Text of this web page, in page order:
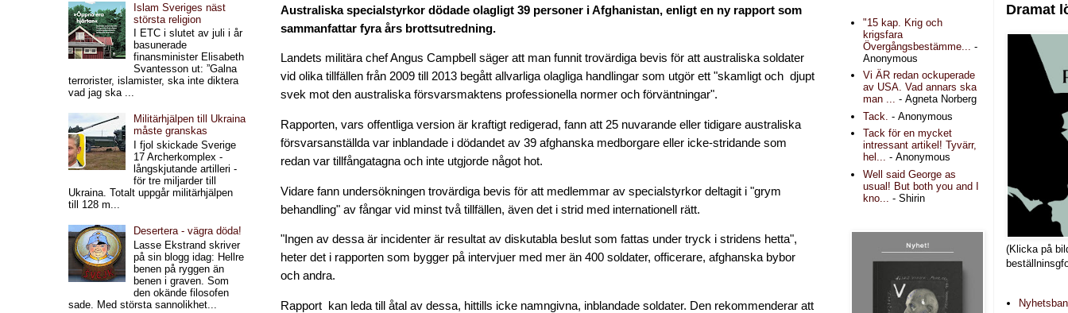
Australiska specialstyrkor dödade olagligt 39 personer i Afghanistan, enligt en ny rapport som
sammanfattar fyra års brottsutredning.
Landets militära chef Angus Campbell säger att man funnit trovärdiga bevis för att australiska soldater
vid olika tillfällen från 2009 till 2013 begått allvarliga olagliga handlingar som utgör ett "skamligt och djupt
svek mot den australiska försvarsmaktens professionella normer och förväntningar".
Rapporten, vars offentliga version är kraftigt redigerad, fann att 25 nuvarande eller tidigare australiska
försvarsanställda var inblandade i dödandet av 39 afghanska medborgare eller icke-stridande som
redan var tillfångatagna och inte utgjorde något hot.
Vidare fann undersökningen trovärdiga bevis för att medlemmar av specialstyrkor deltagit i "grym
behandling" av fångar vid minst två tillfällen, även det i strid med internationell rätt.
"Ingen av dessa är incidenter är resultat av diskutabla beslut som fattas under tryck i stridens hetta",
heter det i rapporten som bygger på intervjuer med mer än 400 soldater, officerare, afghanska bybor
och andra.
Rapport kan leda till åtal av dessa, hittills icke namngivna, inblandade soldater. Den rekommenderar att
Islam Sveriges näst
största religion
I ETC i slutet av juli i år
basunerade
finansminister Elisabeth
Svantesson ut: ”Galna
terrorister, islamister, ska inte diktera
vad jag ska ...
Militärhjälpen till Ukraina
måste granskas
I fjol skickade Sverige
17 Archerkomplex -
långskjutande artilleri -
för tre miljarder till
Ukraina. Totalt uppgår militärhjälpen
till 128 m...
Desertera - vägra döda!
Lasse Ekstrand skriver
på sin blogg idag: Hellre
benen på ryggen än
benen i graven. Som
den okände filosofen
sade. Med största sannolikhet...
"15 kap. Krig och
krigsfara
Övergångsbestämme...
-
Anonymous
Vi ÄR redan ockuperade
av USA. Vad annars ska
man ... - Agneta Norberg
Tack. - Anonymous
Tack för en mycket
intressant artikel! Tyvärr,
hel... - Anonymous
Well said George as
usual! But both you and I
kno...
- Shirin
Dramat
(Klicka på